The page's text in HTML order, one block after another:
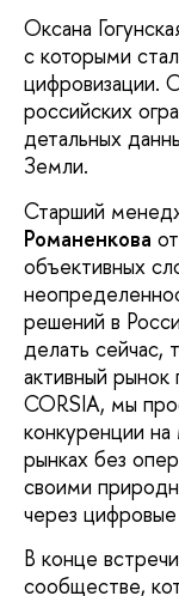
Оксана
с которыми
цифровизации.
российских
детальных
Земли.
Старший
Романенкова
объективных
решений в
делать сейчас,
активный
CORSIA, мы
конкуренции
рынках без
своими
через
В конце встречи
сообществе,